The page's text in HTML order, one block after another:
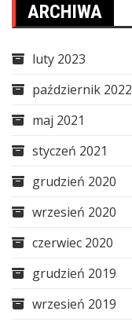
ARCHIWA
luty 2023
październik 2022
maj 2021
styczeń 2021
grudzień 2020
wrzesień 2020
czerwiec 2020
grudzień 2019
wrzesień 2019